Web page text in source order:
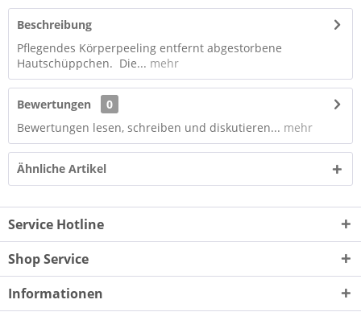
Beschreibung
Pflegendes Körperpeeling entfernt abgestorbene
Hautschüppchen. Die... mehr
Bewertungen
0
Bewertungen lesen, schreiben und diskutieren... mehr
Ähnliche Artikel
Service Hotline
Shop Service
Informationen